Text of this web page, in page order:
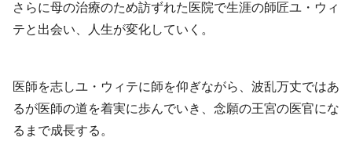
さらに母の治療のため訪ずれた医院で生涯の師匠ユ・ウィ
テと出会い、人生が変化していく。
医師を志しユ・ウィテに師を仰ぎながら、波乱万丈ではあ
るが医師の道を着実に歩んでいき、念願の王宮の医官にな
るまで成長する。